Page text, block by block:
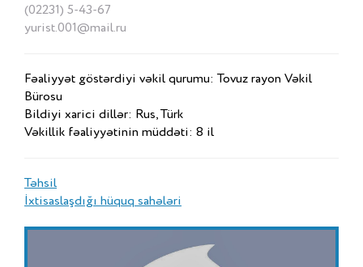
(02231) 5-43-67
yurist.001@mail.ru
Fəaliyyət göstərdiyi vəkil qurumu: Tovuz rayon Vəkil
Bürosu
Bildiyi xarici dillər: Rus, Türk
Vəkillik fəaliyyətinin müddəti: 8 il
Təhsil
İxtisaslaşdığı hüquq sahələri